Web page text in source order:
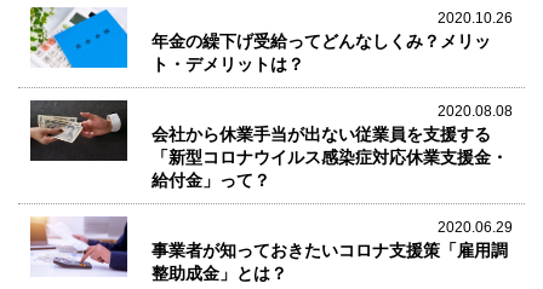
2020.10.26
年金の繰下げ受給ってどんなしくみ？メリッ
ト・デメリットは？
2020.08.08
会社から休業手当が出ない従業員を支援する
「新型コロナウイルス感染症対応休業支援金・
給付金」って？
2020.06.29
事業者が知っておきたいコロナ支援策「雇用調
整助成金」とは？